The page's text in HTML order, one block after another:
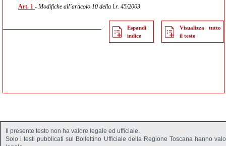
Art. 1 - Modifiche all’articolo 10 della l.r. 45/2003
Espandi
indice
Visualizza tutto
il testo
Il presente testo non ha valore legale ed ufficiale.
Solo i testi pubblicati sul Bollettino Ufficiale della Regione Toscana hanno